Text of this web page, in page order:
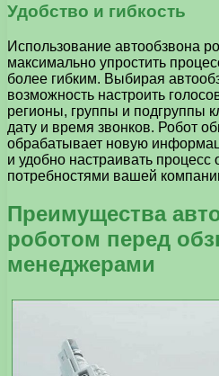
Удобство и гибкость
Использование автообзвона
максимально упростить
более гибким. Выбирая
возможность настроить
регионы, группы и подгруппы
дату и время звонков. Робот
обрабатывает новую
и удобно настраивать процесс
потребностями вашей
Преимущества
роботом перед
менеджерами